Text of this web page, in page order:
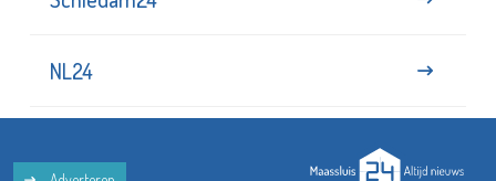
NL24